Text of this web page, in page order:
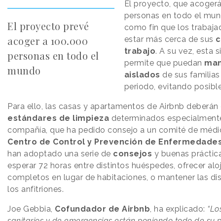
El proyecto prevé
acoger a 100.000
personas en todo el
mundo
El proyecto, que
personas en todo el
como fin que los
estar más cerca de sus
trabajo. A su vez, esta
permite que puedan
aislados de sus
periodo, evitando
Para ello, las casas y apartamentos de Airbnb
estándares de limpieza determinados
compañía, que ha pedido consejo a un comité de
Centro de Control y Prevención de
han adoptado una serie de consejos y buenas
esperar 72 horas entre distintos huéspedes, ofrecer
completos en lugar de habitaciones, o mantener las
los anfitriones.
Joe Gebbia, Cofundador de Airbnb, ha explicado: